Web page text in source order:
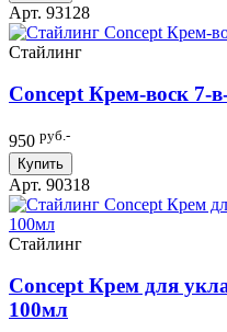
Арт. 93128
Стайлинг
Concept Крем-воск 7-
950 руб.-
Купить
Арт. 90318
Стайлинг
Concept Крем для
100мл